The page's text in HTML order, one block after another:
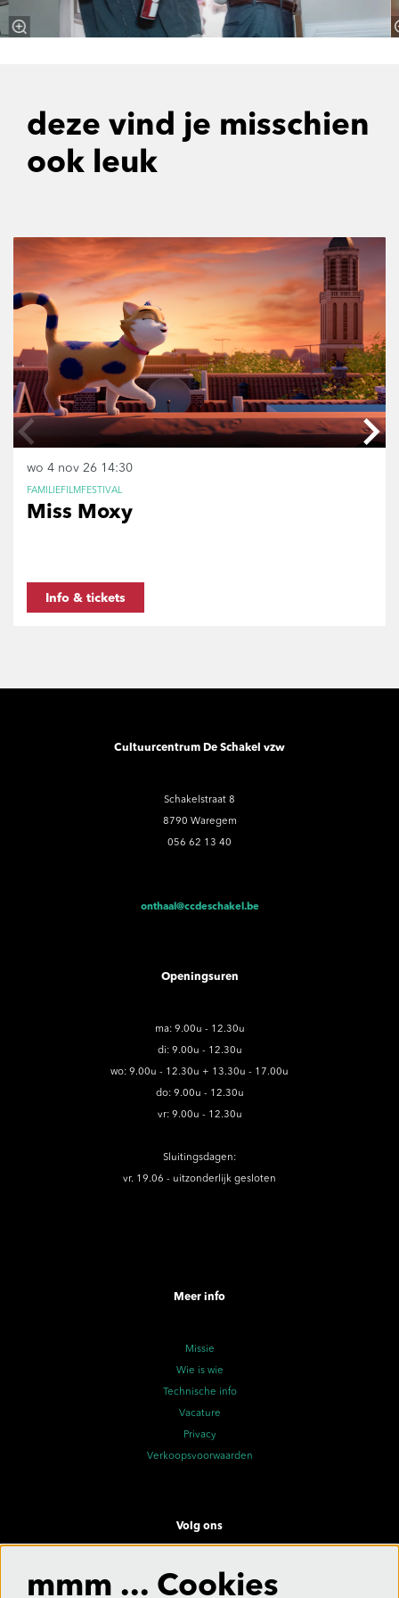
deze vind je misschien
ook leuk
Miss Moxy
FAMILIEFILMFESTIVAL
wo 4 nov 26 14:30
Info & tickets
Cultuurcentrum De Schakel vzw
Schakelstraat 8
8790 Waregem
056 62 13 40
onthaal@ccdeschakel.be
Openingsuren
ma: 9.00u - 12.30u
di: 9.00u - 12.30u
wo: 9.00u - 12.30u + 13.30u - 17.00u
do: 9.00u - 12.30u
vr: 9.00u - 12.30u
Sluitingsdagen:
vr. 19.06 - uitzonderlijk gesloten
Meer info
Missie
Wie is wie
Technische info
Vacature
Privacy
Verkoopsvoorwaarden
Volg ons
mmm ... Cookies